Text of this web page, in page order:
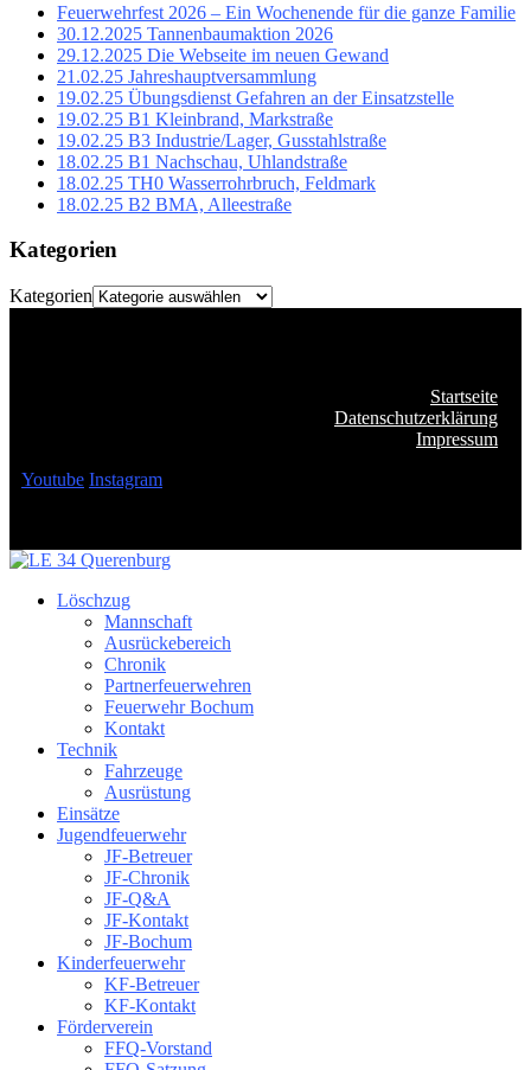
Feuerwehrfest 2026 – Ein Wochenende für die ganze Familie
30.12.2025 Tannenbaumaktion 2026
29.12.2025 Die Webseite im neuen Gewand
21.02.25 Jahreshauptversammlung
19.02.25 Übungsdienst Gefahren an der Einsatzstelle
19.02.25 B1 Kleinbrand, Markstraße
19.02.25 B3 Industrie/Lager, Gusstahlstraße
18.02.25 B1 Nachschau, Uhlandstraße
18.02.25 TH0 Wasserrohrbruch, Feldmark
18.02.25 B2 BMA, Alleestraße
Kategorien
Kategorien
Startseite
Datenschutzerklärung
Impressum
Youtube Instagram
Löschzug
Mannschaft
Ausrückebereich
Chronik
Partnerfeuerwehren
Feuerwehr Bochum
Kontakt
Technik
Fahrzeuge
Ausrüstung
Einsätze
Jugendfeuerwehr
JF-Betreuer
JF-Chronik
JF-Q&A
JF-Kontakt
JF-Bochum
Kinderfeuerwehr
KF-Betreuer
KF-Kontakt
Förderverein
FFQ-Vorstand